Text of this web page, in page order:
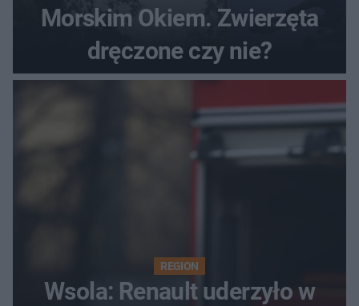
Morskim Okiem. Zwierzęta
dręczone czy nie?
REGION
Wsola: Renault uderzyło w